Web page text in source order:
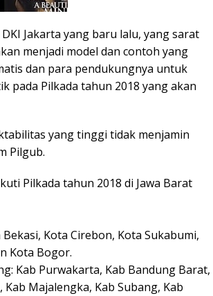
Jakarta yang baru lalu, yang sarat
menjadi model dan contoh yang
dan para pendukungnya untuk
pada Pilkada tahun 2018 yang akan
yang tinggi tidak menjamin
Pilgub.
Pilkada tahun 2018 di Jawa Barat
Kota Cirebon, Kota Sukabumi,
Kota Bogor.
Kab Purwakarta, Kab Bandung Barat,
Majalengka, Kab Subang, Kab